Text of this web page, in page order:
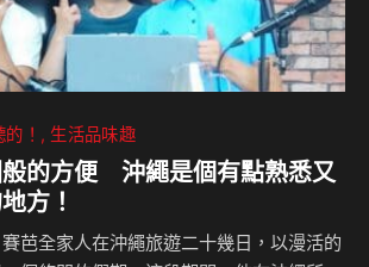
！ 生活品味趣
的方便 沖繩是個有點熟悉又
方！
芭全家人在沖繩旅遊二十幾日，以漫活的